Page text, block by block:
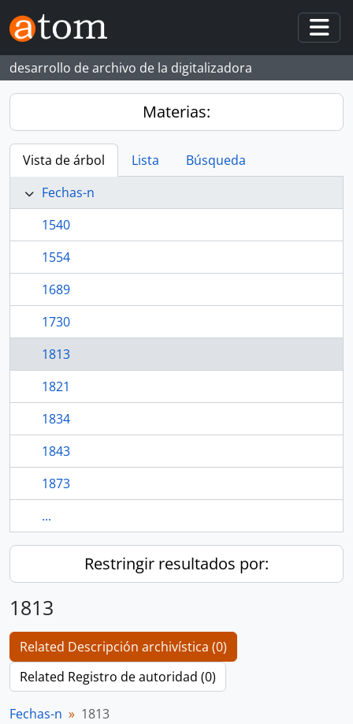
Skip to main content
desarrollo de archivo de la digitalizadora
Materias:
Vista de árbol Lista
Búsqueda
Fechas-n
1540
1554
1689
1730
1813
1821
1834
1843
1873
...
Restringir resultados por:
1813
Related Descripción archivística (0)
Related Registro de autoridad (0)
Fechas-n 1813